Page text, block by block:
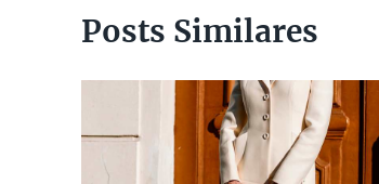
Posts Similares